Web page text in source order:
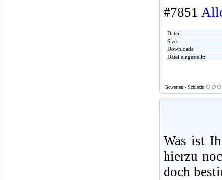
#7851
Datei:
Size:
Downloads:
Datei eingestellt:
Bewerten - Schlecht
Was ist
hierzu
doch